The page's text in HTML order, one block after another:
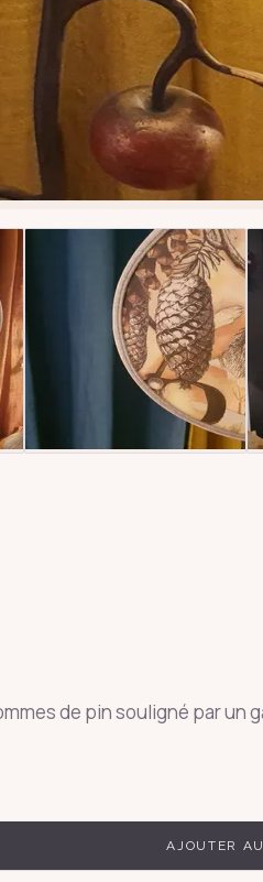
de pin souligné par
AJOUTER